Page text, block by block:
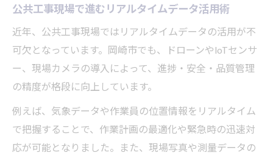
公共工事現場で進むリアルタイムデータ活用術
近年、公共工事現場ではリアルタイムデータの活用が不
可欠となっています。岡崎市でも、ドローンやIoTセンサ
ー、現場カメラの導入によって、進捗・安全・品質管理
の精度が格段に向上しています。
例えば、気象データや作業員の位置情報をリアルタイム
で把握することで、作業計画の最適化や緊急時の迅速対
応が可能となりました。また、現場写真や測量データの